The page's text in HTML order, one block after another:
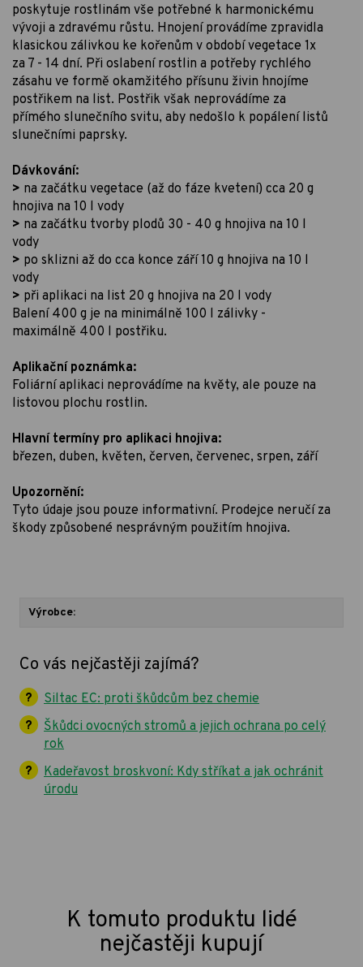
poskytuje rostlinám vše potřebné k harmonickému
vývoji a zdravému růstu. Hnojení provádíme zpravidla
klasickou zálivkou ke kořenům v období vegetace 1x
za 7 - 14 dní. Při oslabení rostlin a potřeby rychlého
zásahu ve formě okamžitého přísunu živin hnojíme
postřikem na list. Postřik však neprovádíme za
přímého slunečního svitu, aby nedošlo k popálení listů
slunečními paprsky.
Dávkování:
> na začátku vegetace (až do fáze kvetení) cca 20 g
hnojiva na 10 l vody
> na začátku tvorby plodů 30 - 40 g hnojiva na 10 l
vody
> po sklizni až do cca konce září 10 g hnojiva na 10 l
vody
> při aplikaci na list 20 g hnojiva na 20 l vody
Balení 400 g je na minimálně 100 l zálivky -
maximálně 400 l postřiku.
Aplikační poznámka:
Foliární aplikaci neprovádíme na květy, ale pouze na
listovou plochu rostlin.
Hlavní termíny pro aplikaci hnojiva:
březen, duben, květen, červen, červenec, srpen, září
Upozornění:
Tyto údaje jsou pouze informativní. Prodejce neručí za
škody způsobené nesprávným použitím hnojiva.
Výrobce:
Co vás nejčastěji zajímá?
Siltac EC: proti škůdcům bez chemie
Škůdci ovocných stromů a jejich ochrana po celý
rok
Kadeřavost broskvoní: Kdy stříkat a jak ochránit
úrodu
K tomuto produktu lidé
nejčastěji kupují